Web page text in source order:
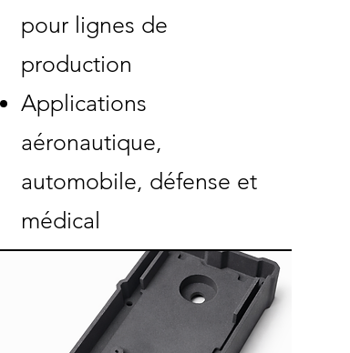
pour lignes de
production
Applications
aéronautique,
automobile, défense et
médical